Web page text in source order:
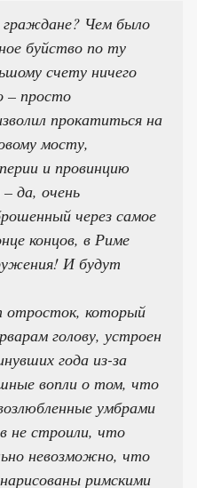
граждане? Чем было
буйство по ту
счету ничего
– просто
прокатиться на
мосту,
и провинцию
да, очень
через самое
концов, в Риме
И будут
отросток, который
голову, устроен
года из-за
вопли о том, что
умбрами
не строили, что
невозможно, что
римскими